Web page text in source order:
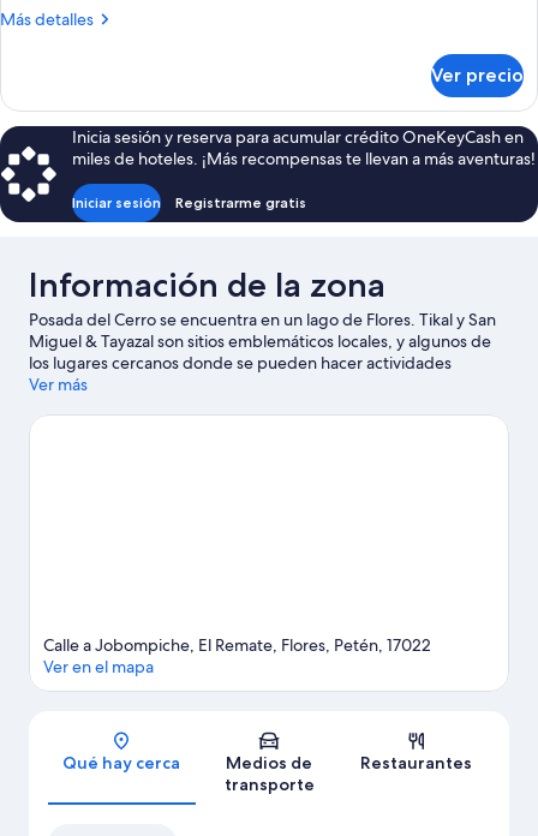
Más detalles
Más
estudio
Confort
Ver precio
Inicia sesión y reserva para acumular crédito OneKeyCash en
miles de hoteles. ¡Más recompensas te llevan a más aventuras!
Iniciar sesión Registrarme gratis
Información de la zona
Posada del Cerro se encuentra en un lago de Flores. Tikal y San
Miguel & Tayazal son sitios emblemáticos locales, y algunos de
los lugares cercanos donde se pueden hacer actividades
incluyen Área protegida Biotopo Cerro Cahuí y Parque Natural
libre con actividades como tours ecológicos.
Ver más
Sección del mapa
Calle a Jobompiche, El Remate, Flores, Petén, 17022
Ver en el mapa
Qué hay cerca
Medios de
transporte
Restaurantes